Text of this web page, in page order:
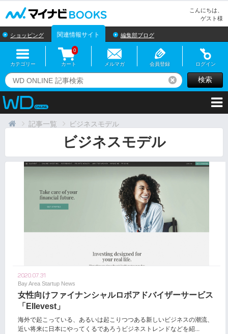
こんにちは、
ゲスト様
ショッピング 関連情報サイト 編集部ブログ
カテゴリー カート
0
メルマガ 会員登録 ログイン
リセット検索
記事一覧 ビジネスモデル
ビジネスモデル
2020.07.31
Bay Area Startup News
女性向けファイナンシャルロボアドバイザーサービス
「Ellevest」
海外で起こっている、あるいは起こりつつある新しいビジネスの潮流、
近い将来に日本にやってくるであろうビジネストレンドなどを紹...